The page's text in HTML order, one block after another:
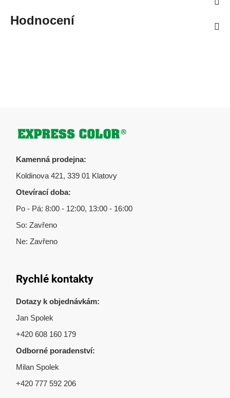
Hodnocení
Zápatí
Kamenná prodejna:
Koldinova 421, 339 01 Klatovy
Otevírací doba:
Po - Pá: 8:00 - 12:00, 13:00 - 16:00
So: Zavřeno
Ne: Zavřeno
Rychlé kontakty
Dotazy k objednávkám:
Jan Spolek
+420 608 160 179
Odborné poradenství:
Milan Spolek
+420 777 592 206